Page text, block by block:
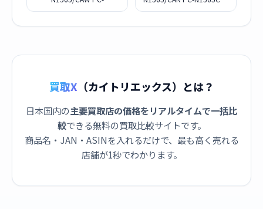
買取X （カイトリエックス）とは？
日本国内の主要買取店の価格をリアルタイムで一括比
較できる無料の買取比較サイトです。
商品名・JAN・ASINを入れるだけで、最も高く売れる
店舗が1秒でわかります。